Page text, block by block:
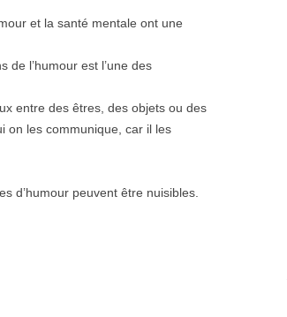
et la santé mentale ont une
de l’humour est l’une des
entre des êtres, des objets ou des
on les communique, car il les
d’humour peuvent être nuisibles.